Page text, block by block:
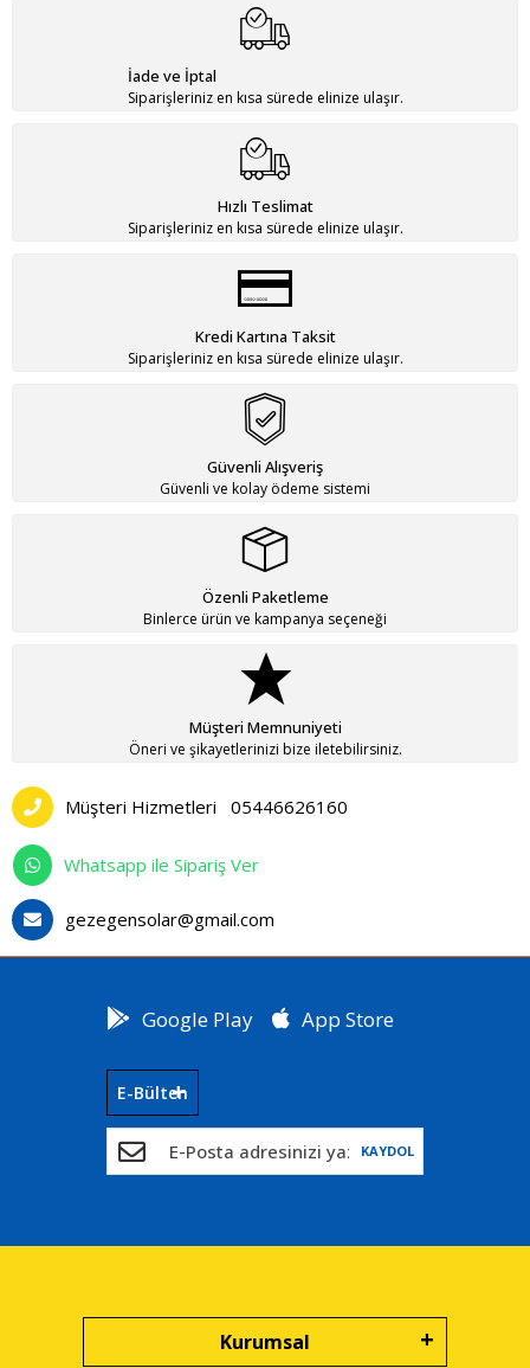
İade ve İptal
Siparişleriniz en kısa sürede elinize ulaşır.
Hızlı Teslimat
Siparişleriniz en kısa sürede elinize ulaşır.
Kredi Kartına Taksit
Siparişleriniz en kısa sürede elinize ulaşır.
Güvenli Alışveriş
Güvenli ve kolay ödeme sistemi
Özenli Paketleme
Binlerce ürün ve kampanya seçeneği
Müşteri Memnuniyeti
Öneri ve şikayetlerinizi bize iletebilirsiniz.
Müşteri Hizmetleri 05446626160
Whatsapp ile Sipariş Ver
gezegensolar@gmail.com
Google Play App Store
E-Bülten
KAYDOL
Kurumsal